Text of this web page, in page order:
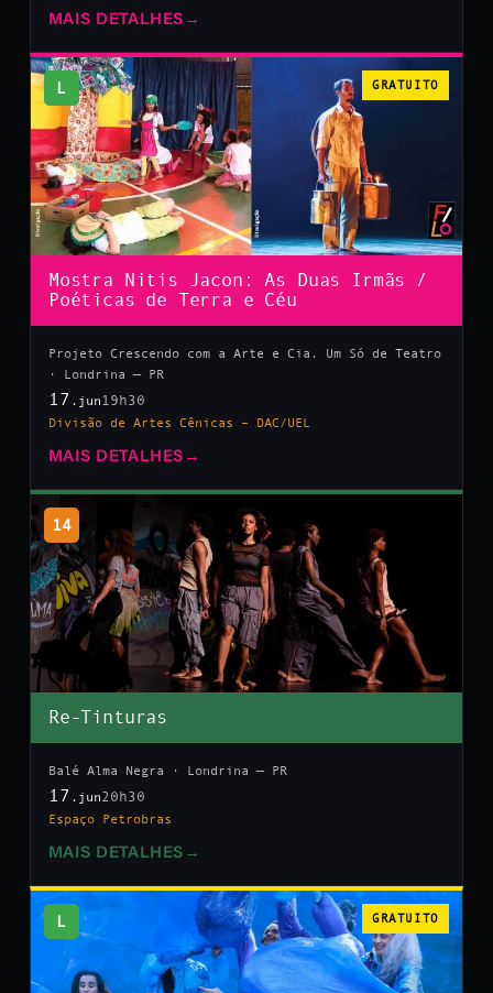
MAIS DETALHES →
L GRATUITO
Mostra Nitis Jacon: As Duas Irmãs /
Poéticas de Terra e Céu
Projeto Crescendo com a Arte e Cia. Um Só de Teatro
· Londrina — PR
17 .jun 19h30
Divisão de Artes Cênicas – DAC/UEL
MAIS DETALHES →
14
Re-Tinturas
Balé Alma Negra · Londrina — PR
17 .jun20h30
Espaço Petrobras
MAIS DETALHES →
L GRATUITO